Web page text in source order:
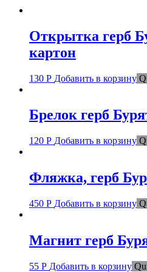
Открытка герб
картон
130 Р Добавить в корзину
Брелок герб
120 Р Добавить в корзину
Фляжка, герб
450 Р Добавить в корзину
Магнит герб
55 Р Добавить в корзину